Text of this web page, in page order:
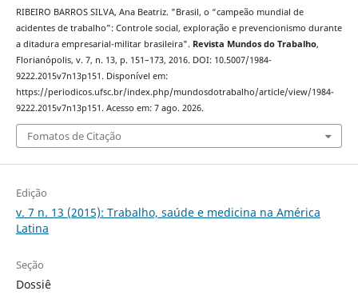
RIBEIRO BARROS SILVA, Ana Beatriz. "Brasil, o “campeão mundial de
acidentes de trabalho”: Controle social, exploração e prevencionismo durante
a ditadura empresarial-militar brasileira". Revista Mundos do Trabalho,
Florianópolis, v. 7, n. 13, p. 151–173, 2016. DOI: 10.5007/1984-
9222.2015v7n13p151. Disponível em:
https://periodicos.ufsc.br/index.php/mundosdotrabalho/article/view/1984-
9222.2015v7n13p151. Acesso em: 7 ago. 2026.
Fomatos de Citação
Edição
v. 7 n. 13 (2015): Trabalho, saúde e medicina na América
Latina
Seção
Dossiê